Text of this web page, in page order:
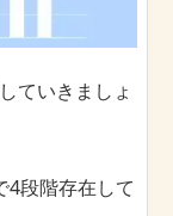
ていきましょ
4段階存在して